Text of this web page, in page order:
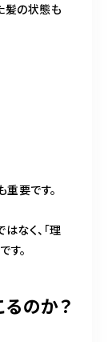
髪の状態も
要です。
なく、「理
す。
のか？